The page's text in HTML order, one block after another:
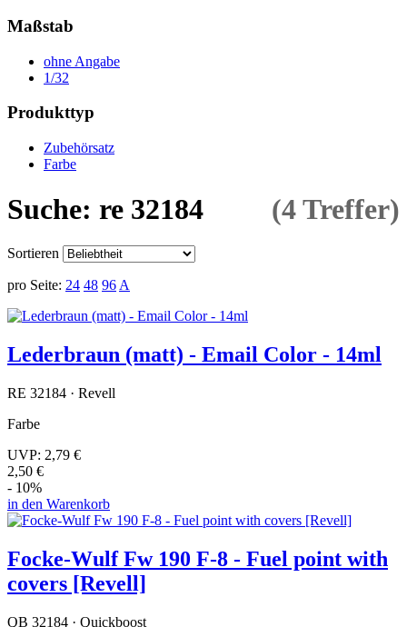
Maßstab
ohne Angabe
1/32
Produkttyp
Zubehörsatz
Farbe
Suche: re 32184 (4 Treffer)
Sortieren
pro Seite: 24 48 96 A
Lederbraun (matt) - Email Color - 14ml
RE 32184 · Revell
Farbe
UVP: 2,79 €
2,50 €
- 10%
in den Warenkorb
Focke-Wulf Fw 190 F-8 - Fuel point with
covers [Revell]
QB 32184 · Quickboost